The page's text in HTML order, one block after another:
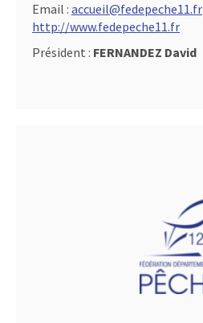
Email : accueil@fedepeche11.fr
http://www.fedepeche11.fr
Président : FERNANDEZ David